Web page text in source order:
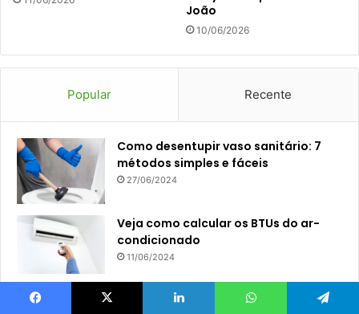
João
10/06/2026
Popular Recente
Como desentupir vaso sanitário: 7
métodos simples e fáceis
27/06/2024
Veja como calcular os BTUs do ar-
condicionado
11/06/2024
Tamanhos de camas: como escolher